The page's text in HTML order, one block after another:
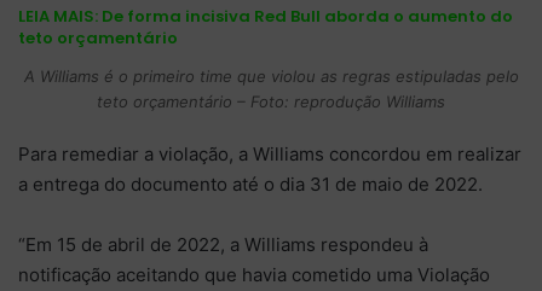
LEIA MAIS: De forma incisiva Red Bull aborda o aumento do
teto orçamentário
A Williams é o primeiro time que violou as regras estipuladas pelo
teto orçamentário – Foto: reprodução Williams
Para remediar a violação, a Williams concordou em realizar
a entrega do documento até o dia 31 de maio de 2022.
“Em 15 de abril de 2022, a Williams respondeu à
notificação aceitando que havia cometido uma Violação